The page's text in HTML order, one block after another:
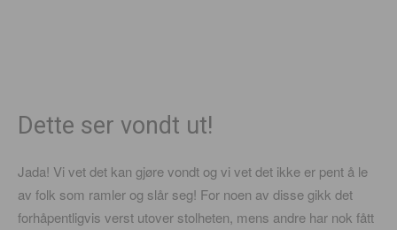
Dette ser vondt ut!
Jada! Vi vet det kan gjøre vondt og vi vet det ikke er pent å le
av folk som ramler og slår seg! For noen av disse gikk det
forhåpentligvis verst utover stolheten, mens andre har nok fått